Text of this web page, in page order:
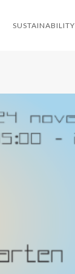
SUSTAINABILITY